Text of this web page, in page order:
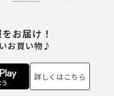
お届け！
お買い物♪
詳しくはこちら